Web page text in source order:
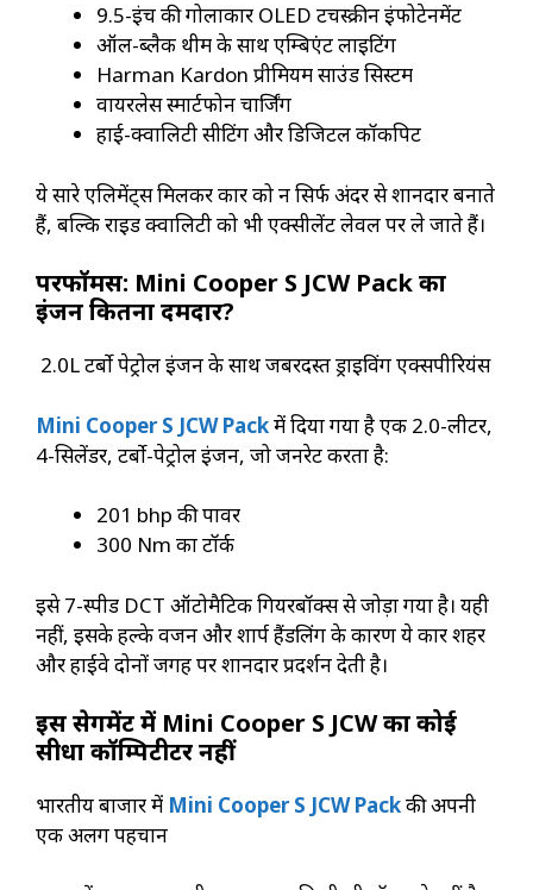
9.5-इंच की गोलाकार OLED टचस्क्रीन इंफोटेनमेंट
ऑल-ब्लैक थीम के साथ एम्बिएंट लाइटिंग
Harman Kardon प्रीमियम साउंड सिस्टम
वायरलेस स्मार्टफोन चार्जिंग
हाई-क्वालिटी सीटिंग और डिजिटल कॉकपिट
ये सारे एलिमेंट्स मिलकर कार को न सिर्फ अंदर से शानदार बनाते
हैं, बल्कि राइड क्वालिटी को भी एक्सीलेंट लेवल पर ले जाते हैं।
परफॉर्मेंस: Mini Cooper S JCW Pack का
इंजन कितना दमदार?
2.0L टर्बो पेट्रोल इंजन के साथ जबरदस्त ड्राइविंग एक्सपीरियंस
Mini Cooper S JCW Packमें दिया गया है एक 2.0-लीटर,
4-सिलेंडर, टर्बो-पेट्रोल इंजन, जो जनरेट करता है:
201 bhp की पावर
300 Nm का टॉर्क
इसे 7-स्पीड DCT ऑटोमैटिक गियरबॉक्स से जोड़ा गया है। यही
नहीं, इसके हल्के वजन और शार्प हैंडलिंग के कारण ये कार शहर
और हाईवे दोनों जगह पर शानदार प्रदर्शन देती है।
इस सेगमेंट में Mini Cooper S JCW का कोई
सीधा कॉम्पिटीटर नहीं
भारतीय बाजार में Mini Cooper S JCW Packकी अपनी
एक अलग पहचान